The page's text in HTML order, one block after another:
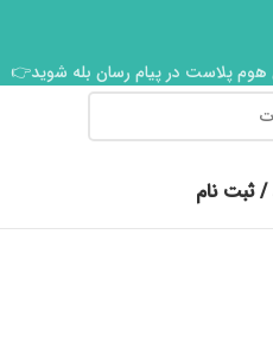
پلاست در پیام رسان بله شوید👉
/ ثبت نام